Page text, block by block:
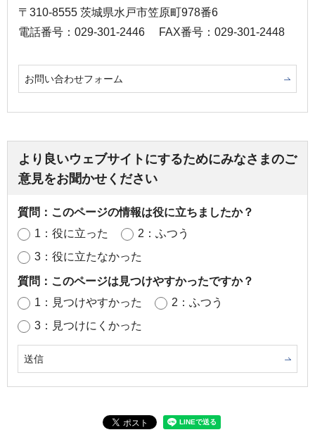
〒310-8555 茨城県水戸市笠原町978番6
電話番号：029-301-2446
FAX番号：029-301-2448
お問い合わせフォーム
より良いウェブサイトにするためにみなさまのご
意見をお聞かせください
質問：このページの情報は役に立ちましたか？
1：役に立った
2：ふつう
3：役に立たなかった
質問：このページは見つけやすかったですか？
1：見つけやすかった
2：ふつう
3：見つけにくかった